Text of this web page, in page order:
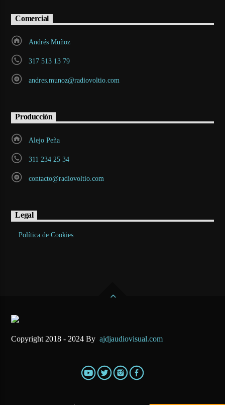
Comercial
Andrés Muñoz
317 513 13 79
andres.munoz@radiovoltio.com
Producción
Alejo Peña
311 234 25 34
contacto@radiovoltio.com
Legal
Política de Cookies
Copyright 2018 - 2024 Byajdjaudiovisual.com